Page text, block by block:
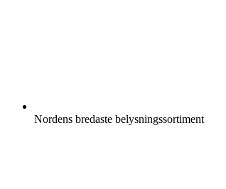
Nordens bredaste belysningssortiment